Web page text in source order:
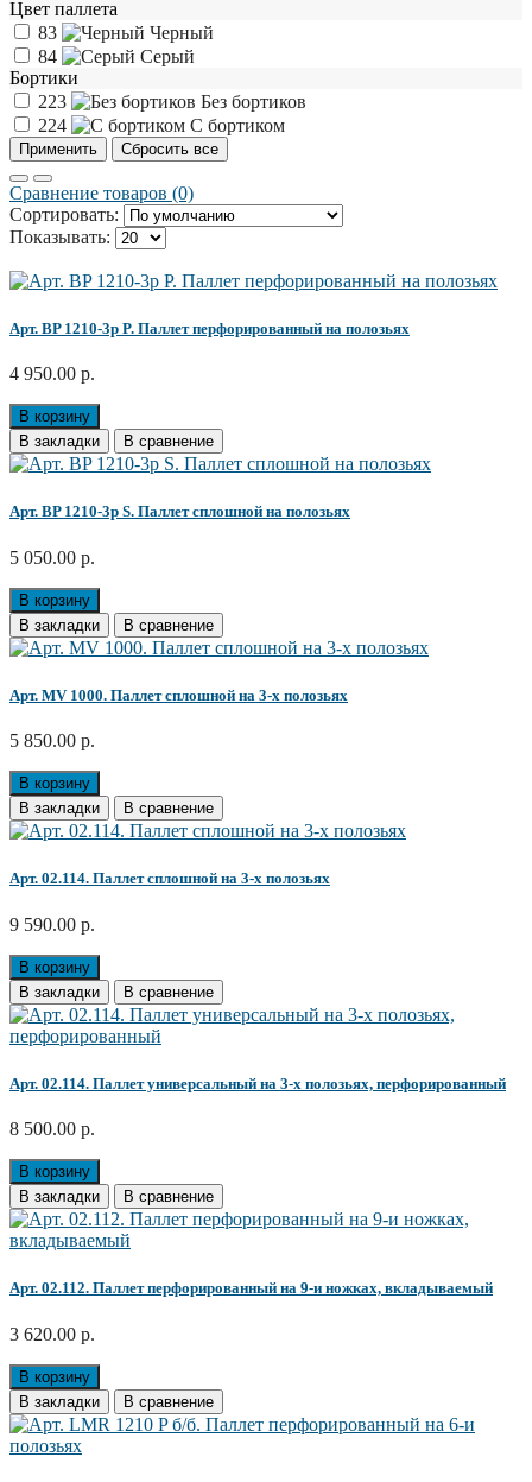
Цвет паллета
83
Черный
84
Серый
Бортики
223
Без бортиков
224
С бортиком
Сравнение товаров (0)
Сортировать:
Показывать:
Арт. BP 1210-3p P. Паллет перфорированный на полозьях
4 950.00 р.
В корзину
В закладки
В сравнение
Арт. BP 1210-3p S. Паллет сплошной на полозьях
5 050.00 р.
В корзину
В закладки
В сравнение
Арт. MV 1000. Паллет сплошной на 3-х полозьях
5 850.00 р.
В корзину
В закладки
В сравнение
Арт. 02.114. Паллет сплошной на 3-х полозьях
9 590.00 р.
В корзину
В закладки
В сравнение
Арт. 02.114. Паллет универсальный на 3-х полозьях, перфорированный
8 500.00 р.
В корзину
В закладки
В сравнение
Арт. 02.112. Паллет перфорированный на 9-и ножках, вкладываемый
3 620.00 р.
В корзину
В закладки
В сравнение